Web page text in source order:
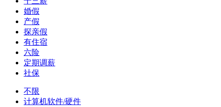
婚假
产假
探亲假
有住宿
六险
定期调薪
社保
不限
计算机软件/硬件